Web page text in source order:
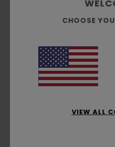
basato su1 recensioni
Il 100% dei nostri
CHOOSE
VIEW ALL